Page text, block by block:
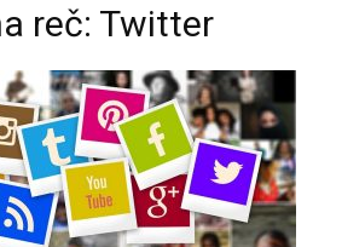
reč: Twitter